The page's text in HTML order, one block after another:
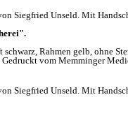
Siegfried Unseld. Mit
Rahmen gelb, ohne
vom Memminger
Siegfried Unseld. Mit